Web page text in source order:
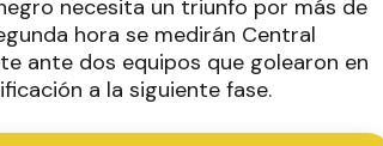
necesita un triunfo por más de
hora se medirán Central
ante dos equipos que golearon en
a la siguiente fase.